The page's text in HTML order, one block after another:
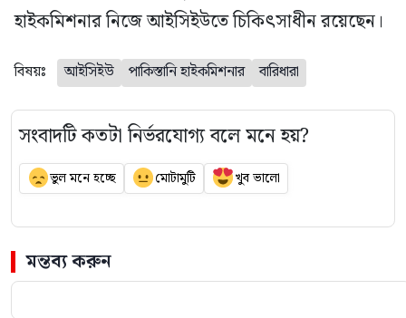
হাইকমিশনার নিজে আইসিইউতে চিকিৎসাধীন রয়েছেন।
বিষয়ঃ আইসিইউ পাকিস্তানি হাইকমিশনার বারিধারা
সংবাদটি কতটা নির্ভরযোগ্য বলে মনে হয়?
ভুল মনে হচ্ছে মোটামুটি খুব ভালো
মন্তব্য করুন